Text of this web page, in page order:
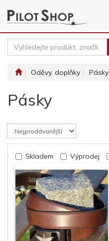
Oděvy, doplňky Pásky
Pásky
Skladem Výprodej